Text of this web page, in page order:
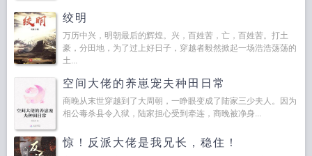
绞明
万历中兴，明朝最后的辉煌。兴，百姓苦，亡，百姓苦。打土
豪，分田地，为了过上好日子，穿越者毅然掀起一场浩浩荡荡的
土...
空间大佬的养崽宠夫种田日常
商晚从末世穿越到了大周朝，一睁眼变成了陆家三少夫人。因为
相公毒杀县令入狱，陆家担心受到牵连，商晚被净身...
惊！反派大佬是我兄长，稳住！